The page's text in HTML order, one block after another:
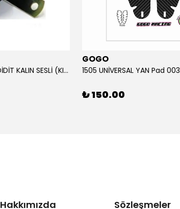
12V KORNA SIVAMALI DİDİT KALIN SESLİ (KIRMIZI)
GOGO
1505 UNİVERSAL YAN Pad 003
₺ 150.00
Hakkımızda Sözleşmeler